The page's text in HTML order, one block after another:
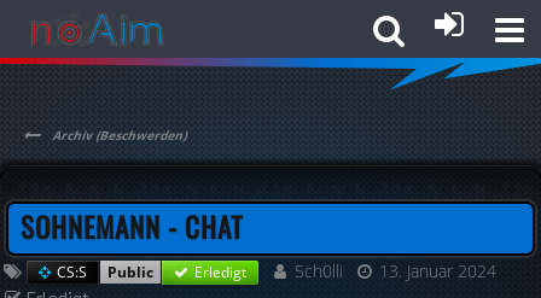
Archiv (Beschwerden)
SOHNEMANN - CHAT
CS:S Public Erledigt 5ch0lli
13. Januar 2024